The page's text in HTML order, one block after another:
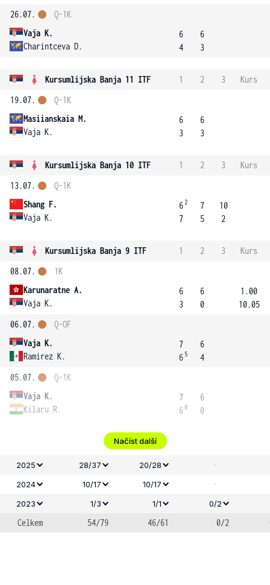
26.07.
Vaja K.
Charintceva D.
Q-1K
6
4
6
3
Kursumlijska Banja 11 ITF 1 2 3
Kurs
19.07.
Masiianskaia M.
Vaja K.
Q-1K
6
3
6
3
Kursumlijska Banja 10 ITF 1 2 3
Kurs
13.07.
Shang F.
Vaja K.
Q-1K
62
7
7
5
10
2
Kursumlijska Banja 9 ITF 1 2 3
Kurs
08.07.
Karunaratne A.
Vaja K.
1K
6
3
6
0
1.00
10.05
06.07.
Vaja K.
Ramirez K.
Q-OF
7
6 5
6
4
05.07.
Vaja K.
Kilaru R.
Q-1K
7
6 0
6
0
Načíst další
2025 28/37 20/28 -
2024 10/17 10/17 -
2023 1/3 1/1 0/2
Celkem 54/79 46/61 0/2